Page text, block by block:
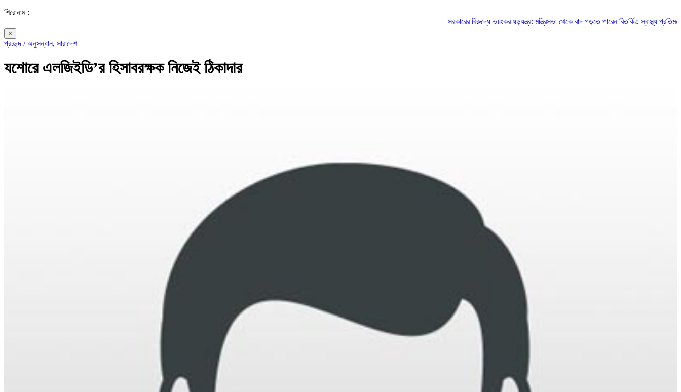
শিরোনাম :
সরকারের বিরুদ্ধে ভয়ংকর ষড়যন্ত্র: মন্ত্রিসভা থেকে বাদ পড়তে পারেন বিতর্কিত স্বাস্থ্য প্রতিমন্ত্রী ও
×
প্রচ্ছদ / অনুসন্ধান, সারাদেশ
যশোরে এলজিইডি’র হিসাবরক্ষক নিজেই ঠিকাদার